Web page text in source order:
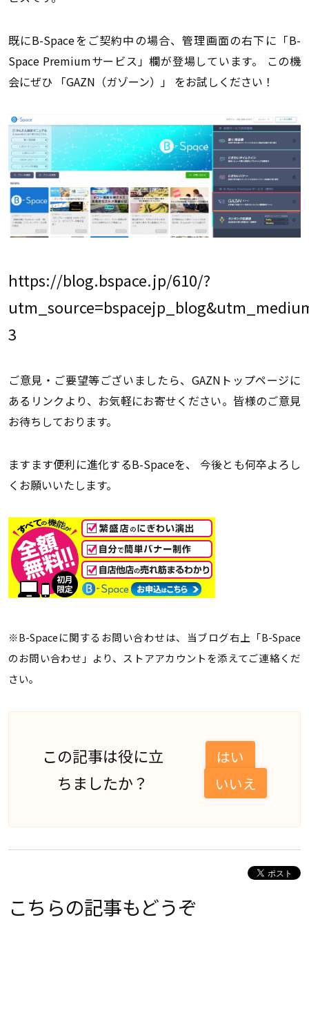
既にB-Spaceをご契約中の場合、管理画面の右下に「B-
Space Premiumサービス」欄が登場しています。 この機
会にぜひ 「GAZN（ガゾーン）」 をお試しください！
https://blog.bspace.jp/610/?
3
ご意見・ご要望等ございましたら、GAZNトップページに
あるリンクより、お気軽にお寄せください。皆様のご意見
お待ちしております。
ますます便利に進化するB-Spaceを、 今後とも何卒よろし
くお願いいたします。
※B-Spaceに関するお問い合わせは、当ブログ右上「B-Space
のお問い合わせ」より、ストアアカウントを添えてご連絡くだ
さい。
この記事は役に立
ちましたか？
はい
いいえ
こちらの記事もどうぞ